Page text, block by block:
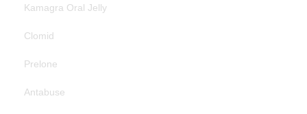
Kamagra Oral Jelly
Clomid
Prelone
Antabuse